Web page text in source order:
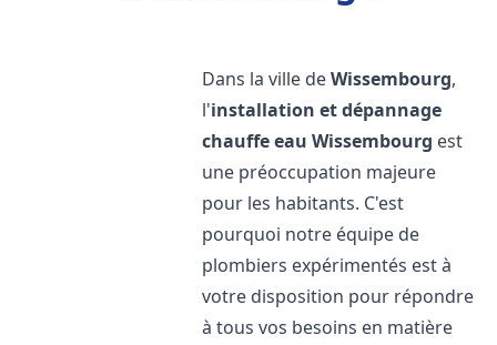
Dans la ville deWissembourg,
l'installation et dépannage
chauffe eau Wissembourg est
une préoccupation majeure
pour les habitants. C'est
pourquoi notre équipe de
plombiers expérimentés est à
votre disposition pour répondre
à tous vos besoins en matière